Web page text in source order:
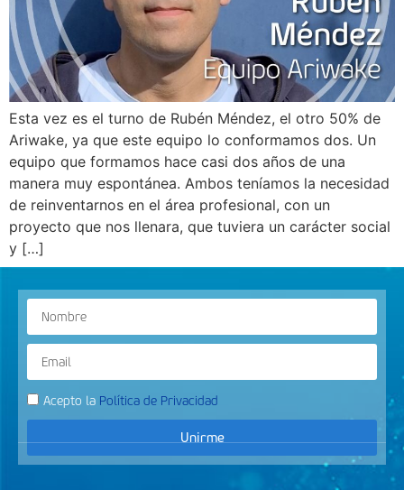
Esta vez es el turno de Rubén Méndez, el otro 50% de
Ariwake, ya que este equipo lo conformamos dos. Un
equipo que formamos hace casi dos años de una
manera muy espontánea. Ambos teníamos la necesidad
de reinventarnos en el área profesional, con un
proyecto que nos llenara, que tuviera un carácter social
y […]
Acepto la Política de Privacidad
Unirme